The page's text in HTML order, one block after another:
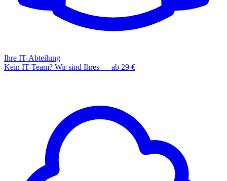
Ihre IT-Abteilung
Kein IT-Team? Wir sind Ihres — ab 29 €